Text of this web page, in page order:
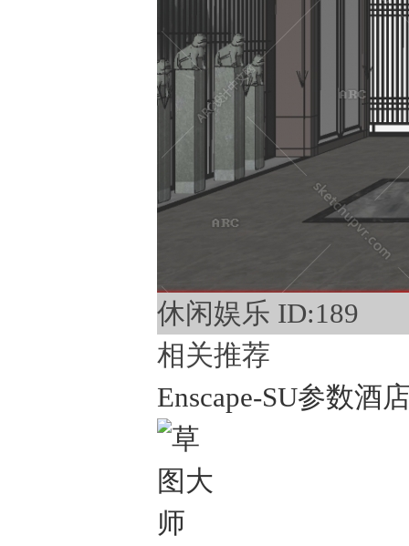
休闲娱乐 ID:189
相关推荐
Enscape-SU参数酒